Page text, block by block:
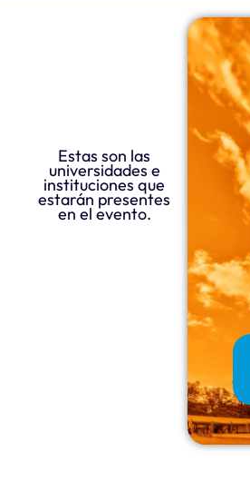
Estas son las
universidades e
instituciones que
estarán presentes
en el evento.